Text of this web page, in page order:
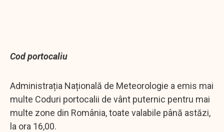
Cod portocaliu
Administrația Națională de Meteorologie a emis mai
multe Coduri portocalii de vânt puternic pentru mai
multe zone din România, toate valabile până astăzi,
la ora 16,00.